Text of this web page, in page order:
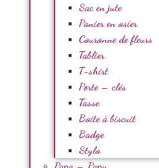
Sac en jute
Panier en osier
Couronne de fleurs
Tablier
T-shirt
Porte – clés
Tasse
Boite à biscuit
Badge
Stylo